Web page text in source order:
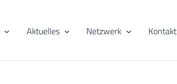
Aktuelles Netzwerk Kontakt